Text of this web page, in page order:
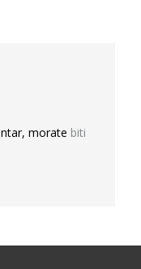
morate biti